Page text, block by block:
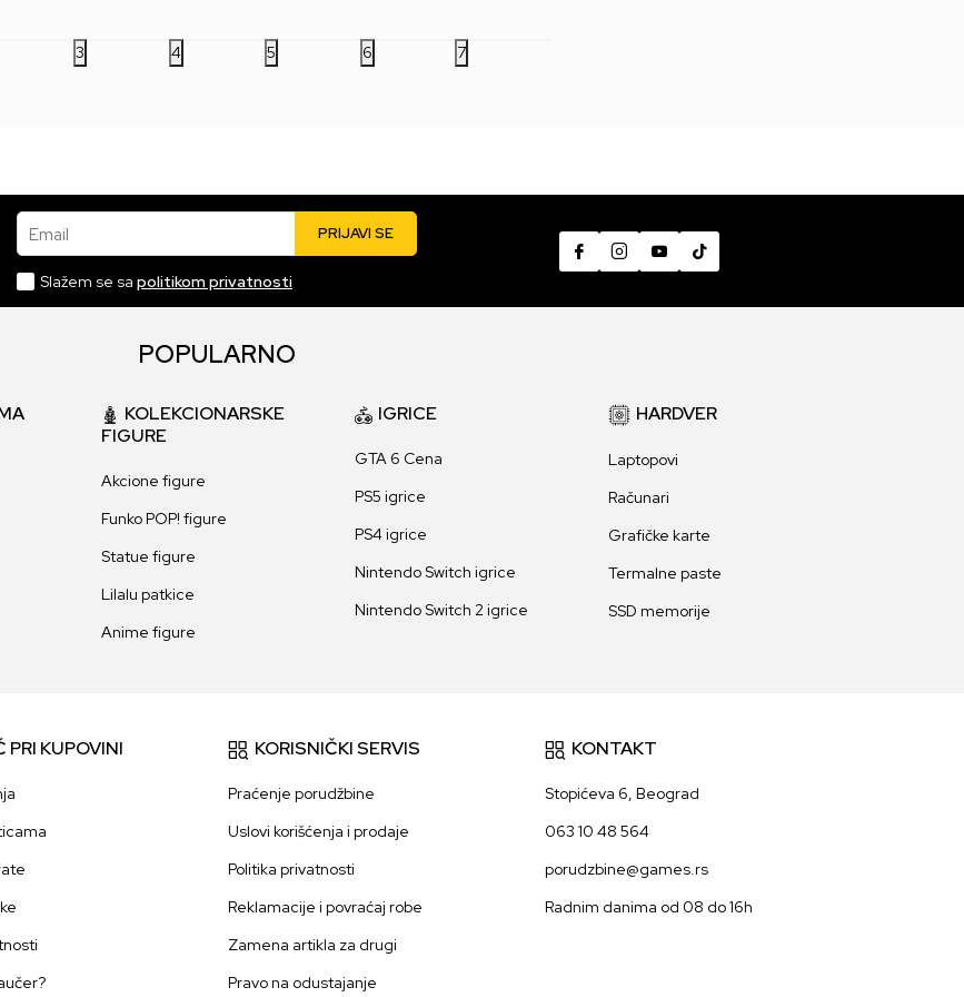
3 4 5 6 7
Email PRIJAVI SE
Slažem se sa politikom privatnosti
POPULARNO
KOLEKCIONARSKE
FIGURE
Akcione figure
Funko POP! figure
Statue figure
Lilalu patkice
Anime figure
IGRICE
GTA 6 Cena
PS5 igrice
PS4 igrice
Nintendo Switch igrice
Nintendo Switch 2 igrice
HARDVER
Laptopovi
Računari
Grafičke karte
Termalne paste
SSD memorije
PRI KUPOVINI KORISNIČKI SERVIS
Praćenje porudžbine
Uslovi korišćenja i prodaje
Politika privatnosti
Reklamacije i povraćaj robe
Zamena artikla za drugi
Pravo na odustajanje
KONTAKT
Stopićeva 6, Beograd
063 10 48 564
porudzbine@games.rs
Radnim danima od 08 do 16h